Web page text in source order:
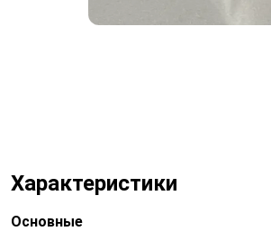
Характеристики
Основные